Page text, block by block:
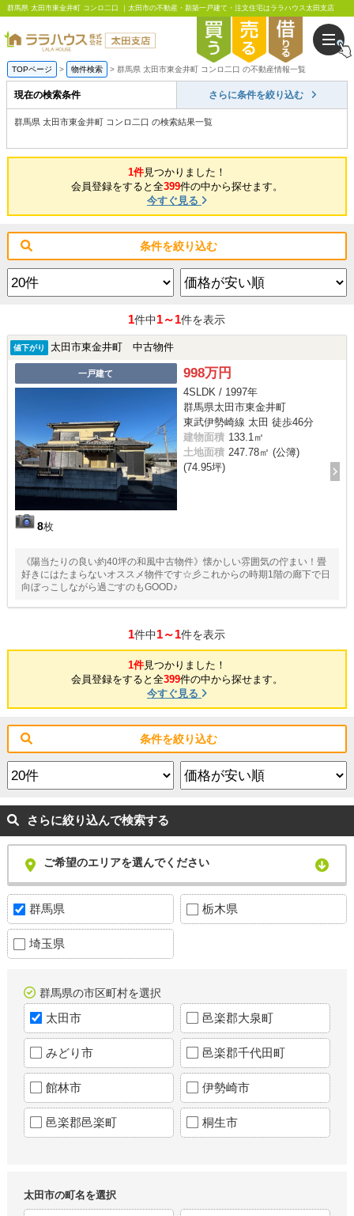
群馬県 太田市東金井町 コンロ二口 ｜太田市の不動産・新築一戸建て・注文住宅はララハウス太田支店
TOPページ 物件検索 群馬県 太田市東金井町 コンロ二口 の不動産情報一覧
現在の検索条件 さらに条件を絞り込む
群馬県 太田市東金井町 コンロ二口 の検索結果一覧
1件見つかりました！
会員登録をすると全399件の中から探せます。
今すぐ見る
条件を絞り込む
1件中1～1件を表示
値下がり 太田市東金井町 中古物件
一戸建て
8枚
998万円
4SLDK / 1997年
群馬県太田市東金井町
東武伊勢崎線 太田 徒歩46分
建物面積 133.1㎡
土地面積 247.78㎡ (公簿)
(74.95坪)
《陽当たりの良い約40坪の和風中古物件》懐かしい雰囲気の佇まい！畳
好きにはたまらないオススメ物件です☆彡これからの時期1階の廊下で日
向ぼっこしながら過ごすのもGOOD♪
1件中1～1件を表示
1件見つかりました！
会員登録をすると全399件の中から探せます。
今すぐ見る
条件を絞り込む
さらに絞り込んで検索する
ご希望のエリアを選んでください
群馬県 栃木県
埼玉県
群馬県の市区町村を選択
太田市 邑楽郡大泉町
みどり市 邑楽郡千代田町
館林市 伊勢崎市
邑楽郡邑楽町 桐生市
太田市の町名を選択